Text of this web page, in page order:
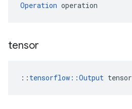
Operation operation
tensor
:: tensorflow::Output tensor